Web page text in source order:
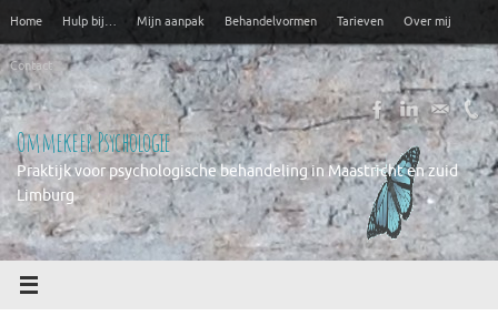
de
inhoud
Home Hulp bij… Mijn aanpak Behandelvormen Tarieven Over mij
Contact
Ommekeer Psychologie
Praktijk voor psychologische behandeling in Maastricht en zuid
Limburg